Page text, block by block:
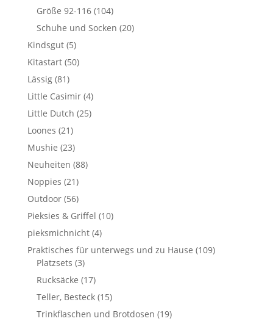
Größe 92-116 (104)
Schuhe und Socken (20)
Kindsgut (5)
Kitastart (50)
Lässig (81)
Little Casimir (4)
Little Dutch (25)
Loones (21)
Mushie (23)
Neuheiten (88)
Noppies (21)
Outdoor (56)
Pieksies & Griffel (10)
pieksmichnicht (4)
Praktisches für unterwegs und zu Hause (109)
Platzsets (3)
Rucksäcke (17)
Teller, Besteck (15)
Trinkflaschen und Brotdosen (19)